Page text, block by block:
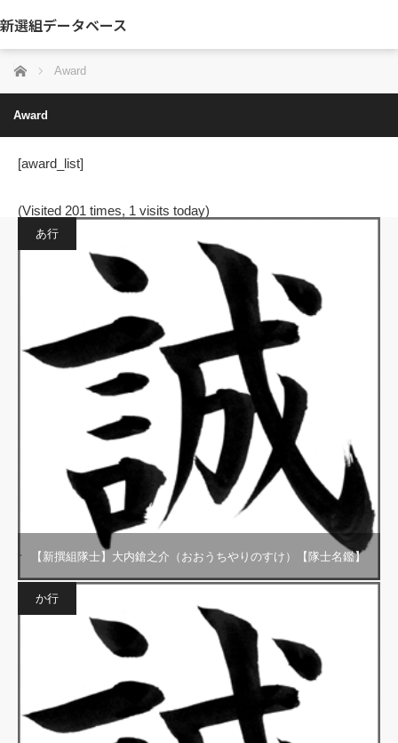
新選組データベース
ホーム Award
Award
[award_list]
(Visited 201 times, 1 visits today)
あ行
【新撰組隊士】大内鎗之介（おおうちやりのすけ）【隊士名鑑】
か行